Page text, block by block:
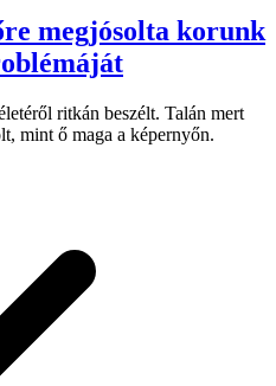
megjósolta korunk
ritkán beszélt. Talán mert
mint ő maga a képernyőn.